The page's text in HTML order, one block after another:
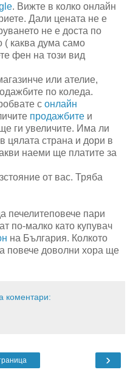
. Вижте в колко онлайн
Дали цената не е
не е доста по
каква дума само
фен на този вид
или ателие,
по коледа.
с онлайн
продажбите и
ги увеличите. Има ли
в цялата страна и дори в
наеми ще платите за
от вас. Тряба
печелитеповече пари
по-малко като купувач
на България. Колкото
повече доволни хора ще
коментари:
›